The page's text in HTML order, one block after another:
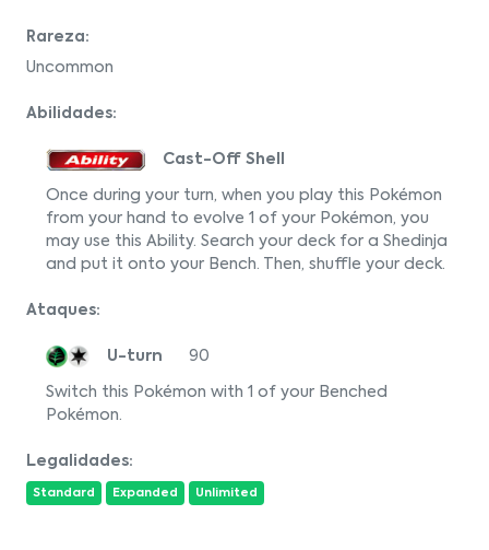
Rareza:
Uncommon
Abilidades:
Cast-Off Shell
Once during your turn, when you play this Pokémon
from your hand to evolve 1 of your Pokémon, you
may use this Ability. Search your deck for a Shedinja
and put it onto your Bench. Then, shuffle your deck.
Ataques:
U-turn 90
Switch this Pokémon with 1 of your Benched
Pokémon.
Legalidades:
Standard Expanded Unlimited